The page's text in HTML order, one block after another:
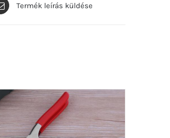
Termék leírás küldése